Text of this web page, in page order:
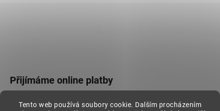
Tento web používá soubory cookie. Dalším procházením
Přijímáme online platby